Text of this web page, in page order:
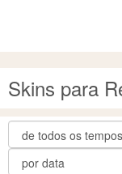
Skins para